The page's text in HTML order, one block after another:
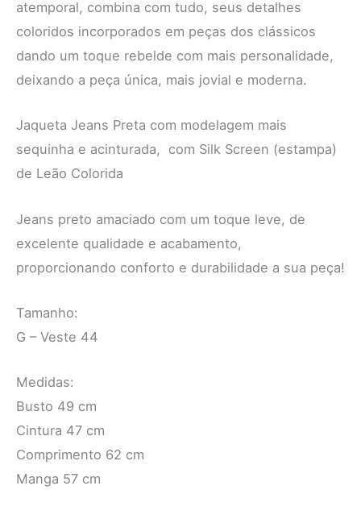
atemporal, combina com tudo, seus detalhes
coloridos incorporados em peças dos clássicos
dando um toque rebelde com mais personalidade,
deixando a peça única, mais jovial e moderna.
Jaqueta Jeans Preta com modelagem mais
sequinha e acinturada, com Silk Screen (estampa)
de Leão Colorida
Jeans preto amaciado com um toque leve, de
excelente qualidade e acabamento,
proporcionando conforto e durabilidade a sua peça!
Tamanho:
G – Veste 44
Medidas:
Busto 49 cm
Cintura 47 cm
Comprimento 62 cm
Manga 57 cm